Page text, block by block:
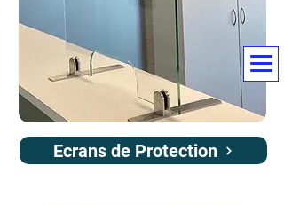
Ecrans de Protection